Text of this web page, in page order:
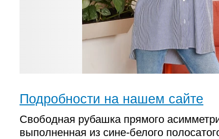
Подробности на нашем сайте
Свободная рубашка прямого
выполненная из сине-белого